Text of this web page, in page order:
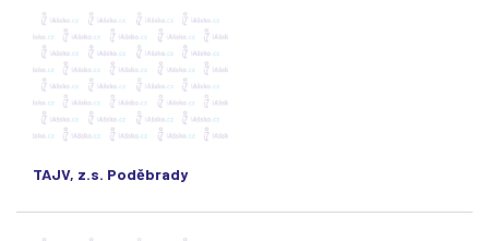
TAJV, z.s. Poděbrady